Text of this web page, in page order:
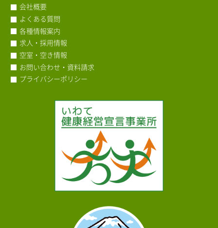
会社概要
よくある質問
各種情報案内
求人・採用情報
空室・空き情報
お問い合わせ・資料請求
プライバシーポリシー